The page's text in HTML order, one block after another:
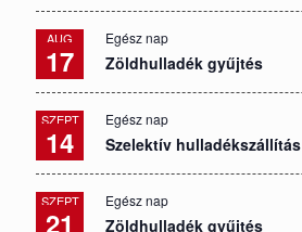
AUG
17
Egész nap
Zöldhulladék gyűjtés
SZEPT
14
Egész nap
Szelektív hulladékszállítás
SZEPT
21
Egész nap
Zöldhulladék gyűjtés